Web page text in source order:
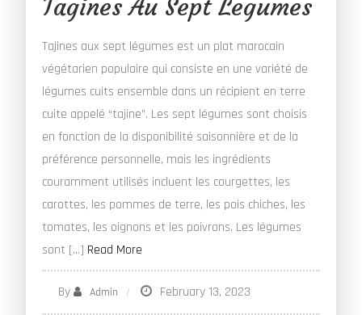
Tagines Au Sept Legumes
Tajines aux sept légumes est un plat marocain
végétarien populaire qui consiste en une variété de
légumes cuits ensemble dans un récipient en terre
cuite appelé “tajine”. Les sept légumes sont choisis
en fonction de la disponibilité saisonnière et de la
préférence personnelle, mais les ingrédients
couramment utilisés incluent les courgettes, les
carottes, les pommes de terre, les pois chiches, les
tomates, les oignons et les poivrons. Les légumes
sont […] Read More
By Admin February 13, 2023